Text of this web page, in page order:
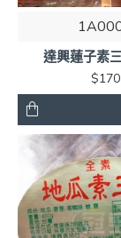
達興蓮子素
$170